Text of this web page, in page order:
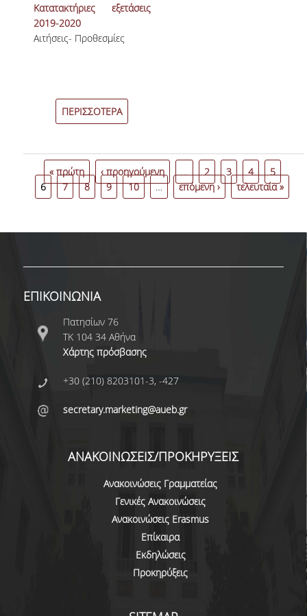
Κατατακτήριες εξετάσεις
2019-2020
Αιτήσεις- Προθεσμίες
ΠΕΡΙΣΣΟΤΕΡΑ
« πρώτη ‹ προηγούμενη … 2 3 4
5
6
7 8 9 10 … επόμενη › τελευταία »
ΕΠΙΚΟΙΝΩΝΙΑ
Πατησίων 76
ΤΚ 104 34 Αθήνα
Χάρτης πρόσβασης
+30 (210) 8203101-3, -427
secretary.marketing@aueb.gr
ΑΝΑΚΟΙΝΩΣΕΙΣ/ΠΡΟΚΗΡΥΞΕΙΣ
Ανακοινώσεις Γραμματείας
Γενικές Ανακοινώσεις
Ανακοινώσεις Erasmus
Επίκαιρα
Εκδηλώσεις
Προκηρύξεις